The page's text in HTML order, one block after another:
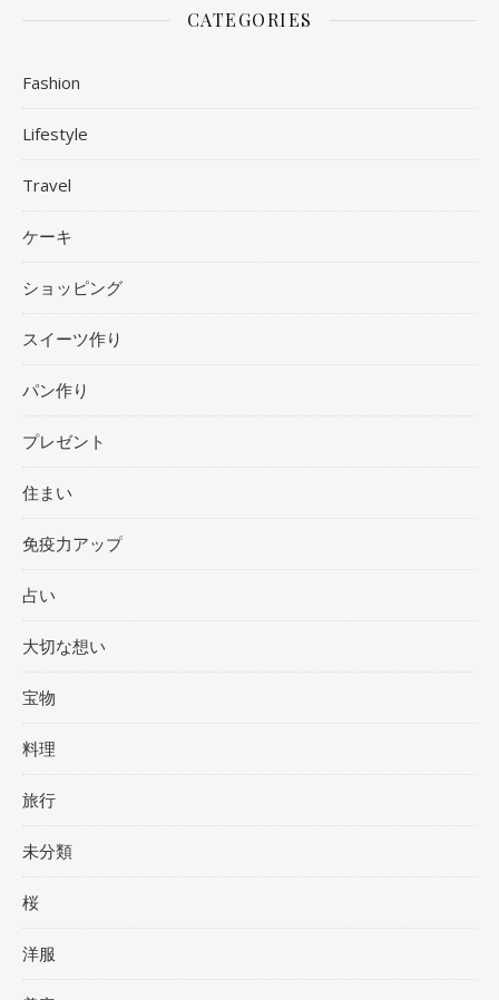
CATEGORIES
Fashion
Lifestyle
Travel
ケーキ
ショッピング
スイーツ作り
パン作り
プレゼント
住まい
免疫力アップ
占い
大切な想い
宝物
料理
旅行
未分類
桜
洋服